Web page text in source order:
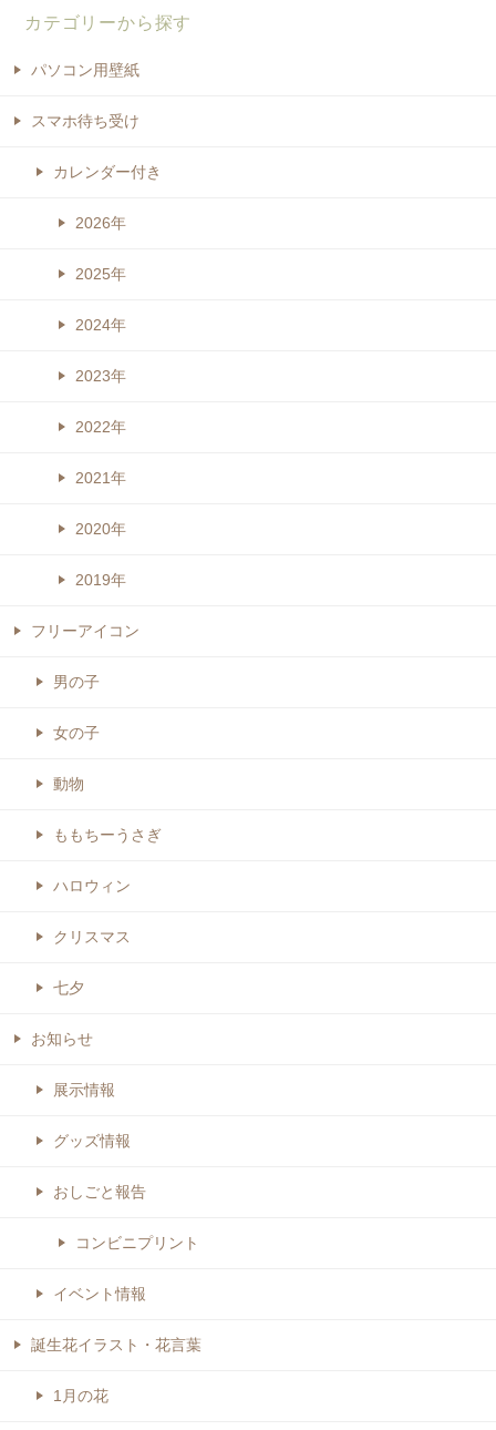
カテゴリーから探す
パソコン用壁紙
スマホ待ち受け
カレンダー付き
2026年
2025年
2024年
2023年
2022年
2021年
2020年
2019年
フリーアイコン
男の子
女の子
動物
ももちーうさぎ
ハロウィン
クリスマス
七夕
お知らせ
展示情報
グッズ情報
おしごと報告
コンビニプリント
イベント情報
誕生花イラスト・花言葉
1月の花